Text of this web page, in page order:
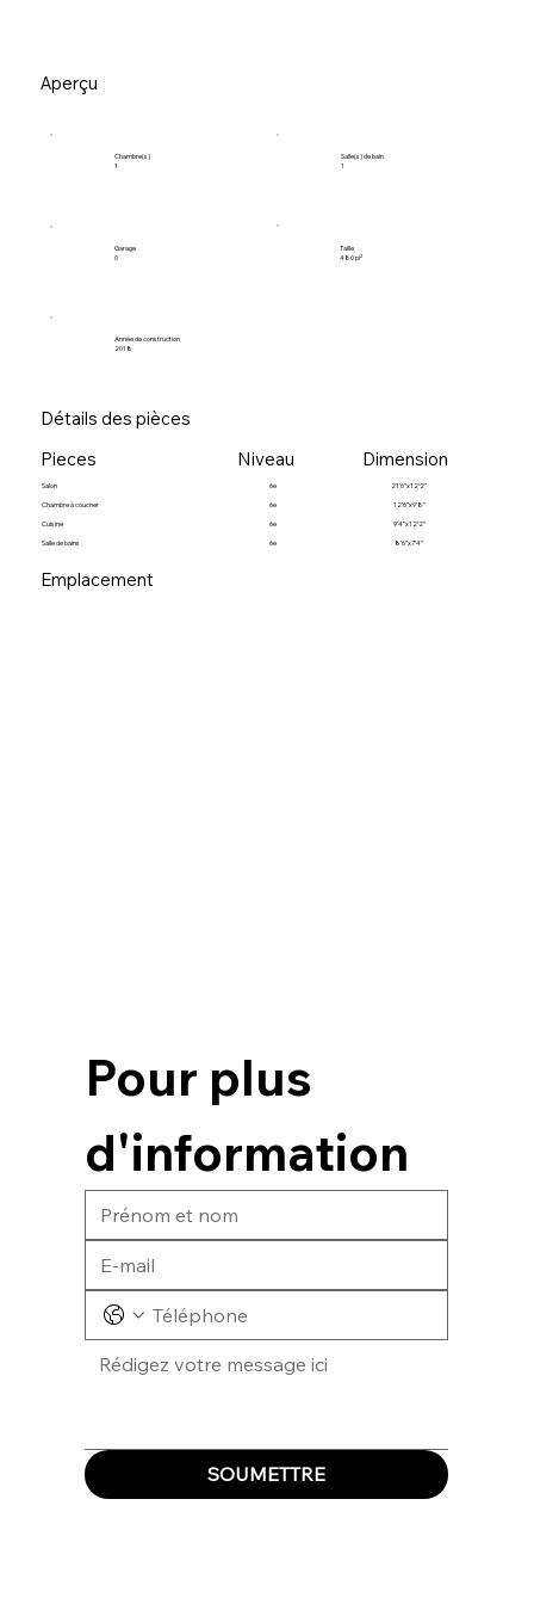
Pour plus
d'information
SOUMETTRE
Aperçu
Chambre(s)
1
Salle(s) de bain
1
Garage
0
Année de construction
2018
Taille
480 pi²
Détails des pièces
Pieces
Salon
Chambre à coucher
Cuisine
Salle de bains
Niveau
6e
6e
6e
6e
Dimension
21’6”x12’2”
12’6”x9’8”
9’4”x12’2”
8’6”x7’4”
Emplacement